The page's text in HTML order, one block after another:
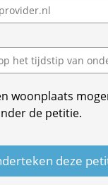
woonplaats
de petitie.